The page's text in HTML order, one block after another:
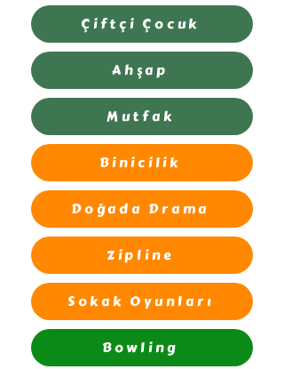
Çiftçi Çocuk
Ahşap
Mutfak
Binicilik
Doğada Drama
Zipline
Sokak Oyunları
Bowling